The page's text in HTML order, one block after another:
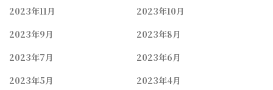
2023年11月
2023年10月
2023年9月
2023年8月
2023年7月
2023年6月
2023年5月
2023年4月